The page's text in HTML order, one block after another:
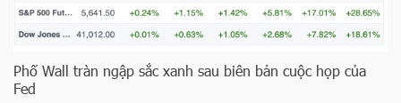
Phố Wall tràn ngập sắc xanh sau biên bản cuộc họp của
Fed